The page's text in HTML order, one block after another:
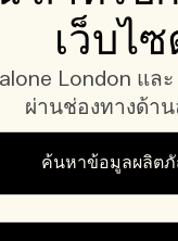
เว็บไซ
London แ
ผ่านช่องทางด้า
ค้นหาข้อมูลผลิต